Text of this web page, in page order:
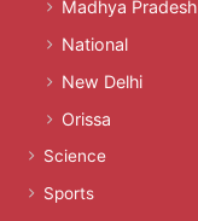
Madhya Pradesh
National
New Delhi
Orissa
Science
Sports